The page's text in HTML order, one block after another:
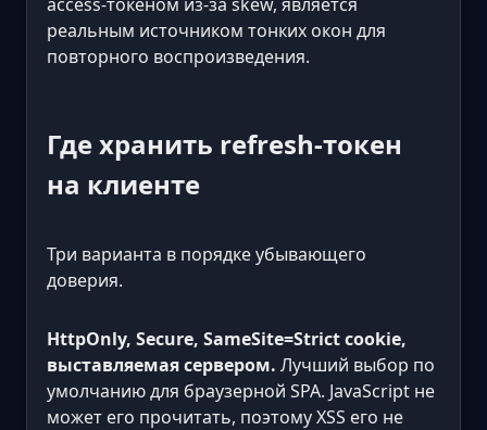
реальным источником тонких окон для
повторного воспроизведения.
Где хранить refresh-токен
на клиенте
Три варианта в порядке убывающего
доверия.
HttpOnly, Secure, SameSite=Strict cookie,
выставляемая сервером. Лучший выбор по
умолчанию для браузерной SPA. JavaScript не
может его прочитать, поэтому XSS его не